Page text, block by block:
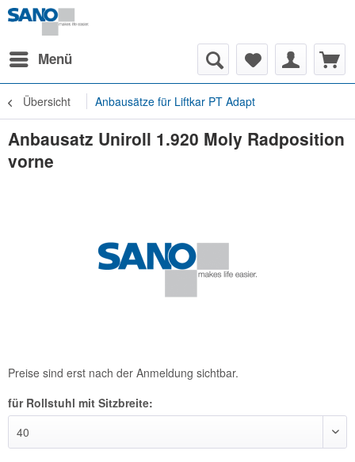
Menü
Übersicht Anbausätze für Liftkar PT Adapt
Anbausatz Uniroll 1.920 Moly Radposition
vorne
Preise sind erst nach der Anmeldung sichtbar.
für Rollstuhl mit Sitzbreite: